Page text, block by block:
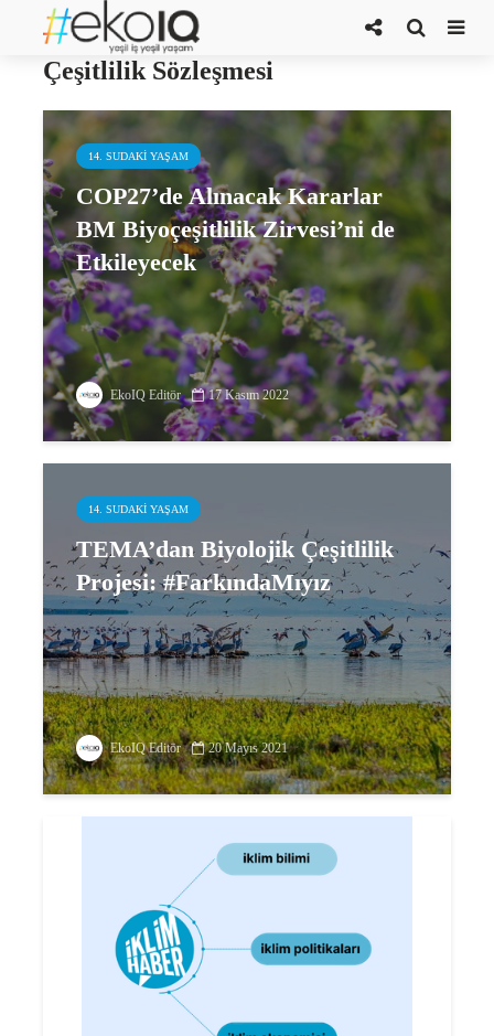
Birleşmiş Milletler Biyolojik
Çeşitlilik Sözleşmesi
14. SUDAKI YAŞAM
COP27’de Alınacak Kararlar
BM Biyoçeşitlilik Zirvesi’ni de
Etkileyecek
EkoIQ Editör 17 Kasım 2022
14. SUDAKI YAŞAM
TEMA’dan Biyolojik Çeşitlilik
Projesi: #FarkındaMıyız
EkoIQ Editör 20 Mayıs 2021